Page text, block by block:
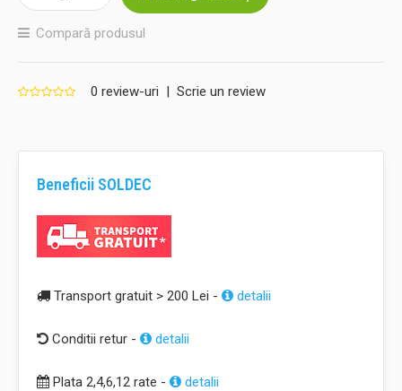
Compară produsul
0 review-uri | Scrie un review
Beneficii SOLDEC
Transport gratuit > 200 Lei - detalii
Conditii retur - detalii
Plata 2,4,6,12 rate - detalii